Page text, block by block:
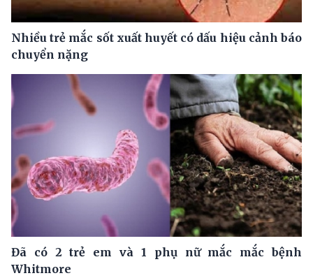
Nhiều trẻ mắc sốt xuất huyết có dấu hiệu cảnh báo
chuyển nặng
Đã có 2 trẻ em và 1 phụ nữ mắc mắc bệnh
Whitmore